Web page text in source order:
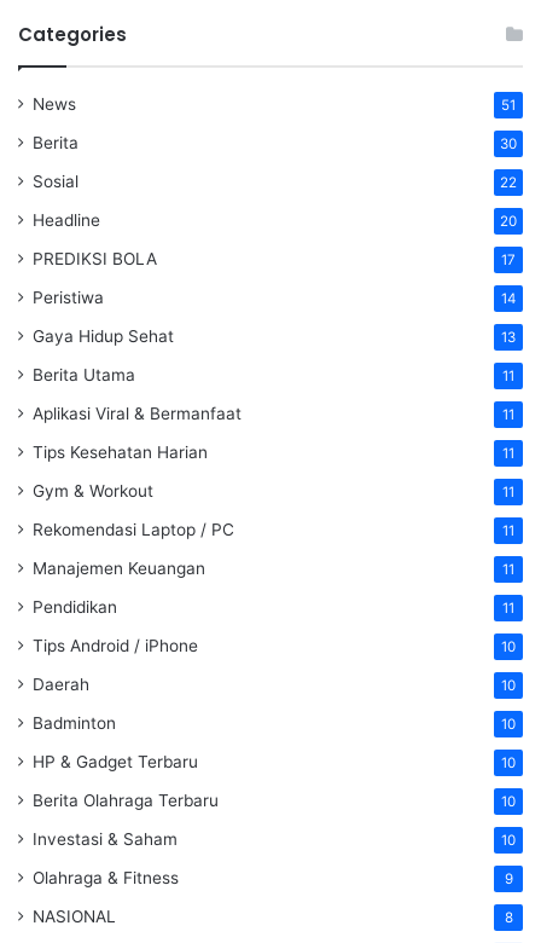
Categories
News 51
Berita 30
Sosial 22
Headline 20
PREDIKSI BOLA 17
Peristiwa 14
Gaya Hidup Sehat 13
Berita Utama 11
Aplikasi Viral & Bermanfaat 11
Tips Kesehatan Harian 11
Gym & Workout 11
Rekomendasi Laptop / PC 11
Manajemen Keuangan 11
Pendidikan 11
Tips Android / iPhone 10
Daerah 10
Badminton 10
HP & Gadget Terbaru 10
Berita Olahraga Terbaru 10
Investasi & Saham 10
Olahraga & Fitness 9
NASIONAL 8